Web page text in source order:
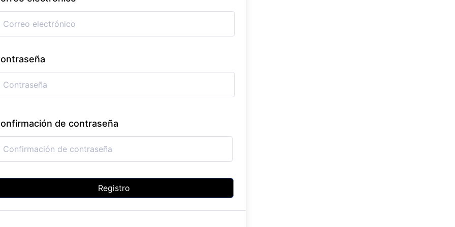
de contraseña
Registro